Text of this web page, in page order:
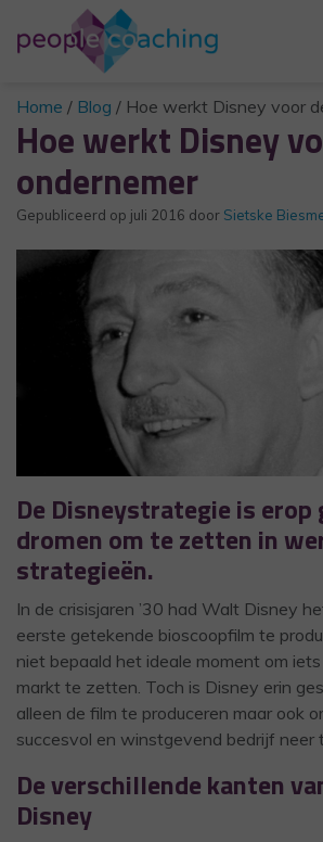
Home / Blog / Hoe werkt Disney voor
Hoe werkt Disney
ondernemer
Gepubliceerd op juli 2016 door Sietske
De Disneystrategie is erop
dromen om te zetten in
strategieën.
In de crisisjaren ’30 had Walt Disney
eerste getekende bioscoopfilm te
niet bepaald het ideale moment om
markt te zetten. Toch is Disney erin
alleen de film te produceren maar ook
succesvol en winstgevend bedrijf neer
De verschillende kanten
Disney